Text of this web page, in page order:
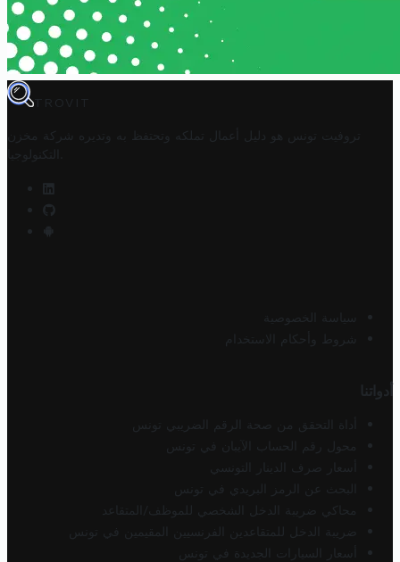
TROVIT
تروفيت تونس هو دليل أعمال تملكه وتحتفظ به وتديره
شركة مخزن
التكنولوجيا
سياسة الخصوصية
شروط وأحكام الاستخدام
أدواتنا
أداة التحقق من صحة الرقم الضريبي تونس
محول رقم الحساب الآيبان في تونس
أسعار صرف الدينار التونسي
البحث عن الرمز البريدي في تونس
محاكي ضريبة الدخل الشخصي للموظف/المتقاعد
ضريبة الدخل للمتقاعدين الفرنسيين المقيمين في تونس
أسعار السيارات الجديدة في تونس